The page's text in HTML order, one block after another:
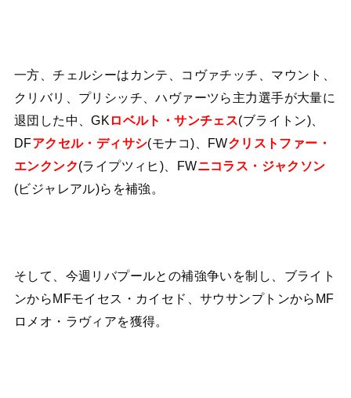
一方、チェルシーはカンテ、コヴァチッチ、マウント、
クリバリ、プリシッチ、ハヴァーツら主力選手が大量に
退団した中、GK ロベルト・サンチェス(ブライトン)、
DFアクセル・ディサシ(モナコ)、FWクリストファー・
エンクンク(ライプツィヒ)、FWニコラス・ジャクソン
(ビジャレアル)らを補強。
そして、今週リバプールとの補強争いを制し、ブライト
ンからMFモイセス・カイセド、サウサンプトンからMF
ロメオ・ラヴィアを獲得。